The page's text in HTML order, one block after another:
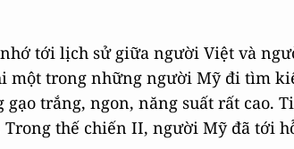
tới lịch sử giữa người Việt và
một trong những người Mỹ đi tìm
trắng, ngon, năng suất rất cao.
thế chiến II, người Mỹ đã tới